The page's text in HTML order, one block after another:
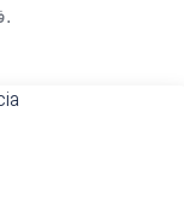
في اي وقت وفي جميع أنحاء تركيا.